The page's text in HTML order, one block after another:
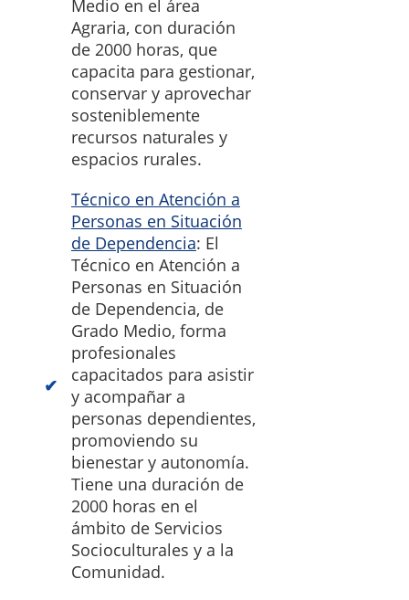
Medio en el área
Agraria, con duración
de 2000 horas, que
capacita para gestionar,
conservar y aprovechar
sosteniblemente
recursos naturales y
espacios rurales.
Técnico en Atención a
Personas en Situación
de Dependencia: El
Técnico en Atención a
Personas en Situación
de Dependencia, de
Grado Medio, forma
profesionales
capacitados para asistir
y acompañar a
personas dependientes,
promoviendo su
bienestar y autonomía.
Tiene una duración de
2000 horas en el
ámbito de Servicios
Socioculturales y a la
Comunidad.